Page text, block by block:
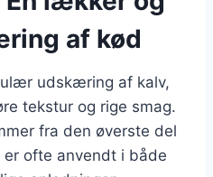
af kød
udskæring af kalv,
tekstur og rige smag.
fra den øverste del
ofte anvendt i både